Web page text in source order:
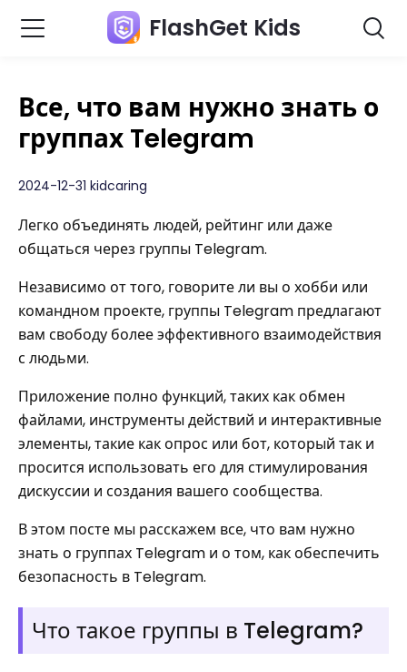
FlashGet Kids
Все, что вам нужно знать о
группах Telegram
2024-12-31 kidcaring
Легко объединять людей, рейтинг или даже
общаться через группы Telegram.
Независимо от того, говорите ли вы о хобби или
командном проекте, группы Telegram предлагают
вам свободу более эффективного взаимодействия
с людьми.
Приложение полно функций, таких как обмен
файлами, инструменты действий и интерактивные
элементы, такие как опрос или бот, который так и
просится использовать его для стимулирования
дискуссии и создания вашего сообщества.
В этом посте мы расскажем все, что вам нужно
знать о группах Telegram и о том, как обеспечить
безопасность в Telegram.
Что такое группы в Telegram?